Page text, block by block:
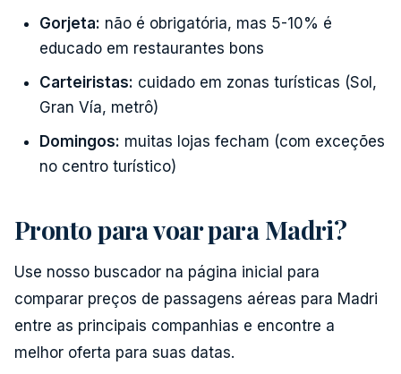
Gorjeta: não é obrigatória, mas 5-10% é
educado em restaurantes bons
Carteiristas: cuidado em zonas turísticas (Sol,
Gran Vía, metrô)
Domingos: muitas lojas fecham (com exceções
no centro turístico)
Pronto para voar para Madri?
Use nosso buscador na página inicial para
comparar preços de passagens aéreas para Madri
entre as principais companhias e encontre a
melhor oferta para suas datas.